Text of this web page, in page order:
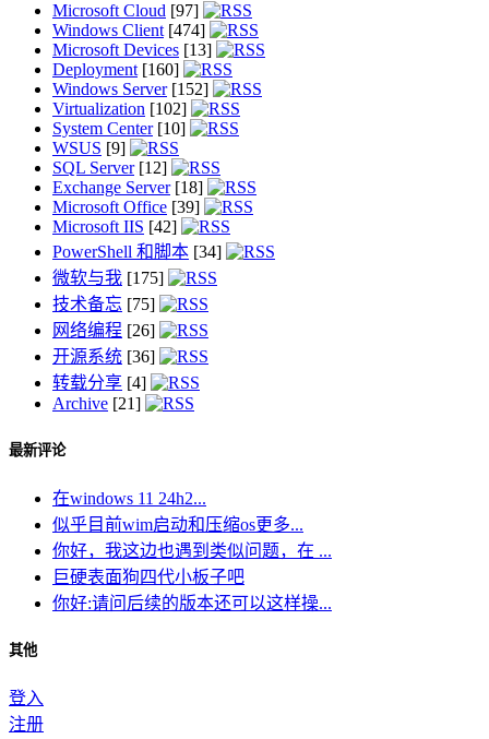
Microsoft Cloud [97]
Windows Client[474]
Microsoft Devices [13]
Deployment[160]
Windows Server[152]
Virtualization [102]
System Center[10]
WSUS [9]
SQL Server[12]
Exchange Server[18]
Microsoft Office [39]
Microsoft IIS [42]
PowerShell 和脚本 [34]
微软与我 [175]
技术备忘 [75]
网络编程 [26]
开源系统 [36]
转载分享 [4]
Archive [21]
最新评论
在windows 11 24h2...
似乎目前wim启动和压缩os更多...
你好，我这边也遇到类似问题，在 ...
巨硬表面狗四代小板子吧
你好:请问后续的版本还可以这样操...
其他
登入
注册